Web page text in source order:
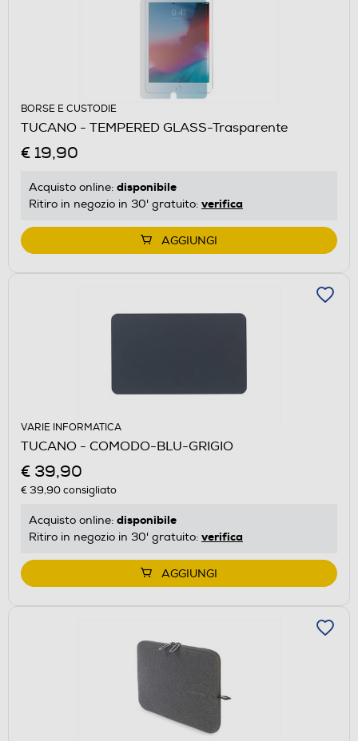
BORSE E CUSTODIE
TUCANO - TEMPERED GLASS-Trasparente
€ 19,90
Acquisto online: disponibile
Ritiro in negozio in 30' gratuito: verifica
AGGIUNGI
VARIE INFORMATICA
TUCANO - COMODO-BLU-GRIGIO
€ 39,90
€ 39,90consigliato
Acquisto online: disponibile
Ritiro in negozio in 30' gratuito: verifica
AGGIUNGI